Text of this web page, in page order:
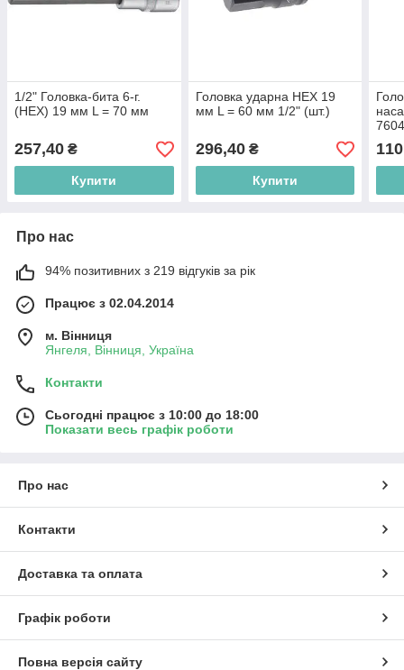
1/2" Головка-бита 6-г.
(HEX) 19 мм L = 70 мм
257,40 ₴
Купити
Головка ударна HEX 19
мм L = 60 мм 1/2" (шт.)
296,40₴
Купити
110
Про нас
94% позитивних з 219 відгуків за рік
Працює з 02.04.2014
м. Вінниця
Янгеля, Вінниця, Україна
Контакти
Сьогодні працює з 10:00 до 18:00
Показати весь графік роботи
Про нас
Контакти
Доставка та оплата
Графік роботи
Повна версія сайту